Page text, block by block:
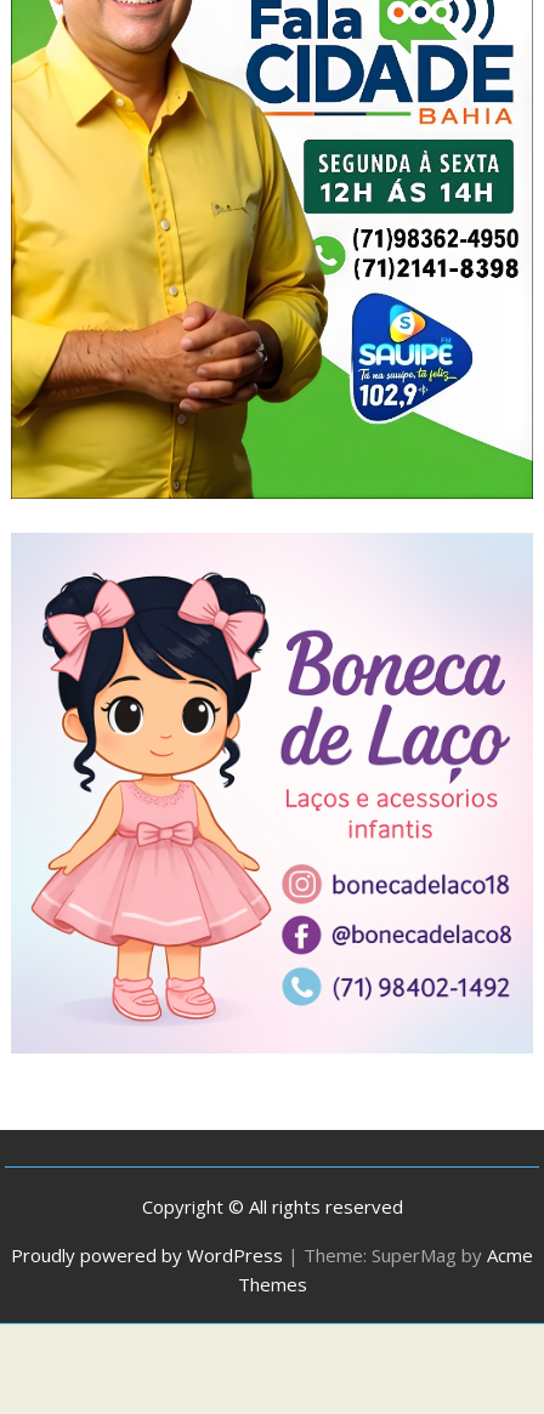
Copyright © All rights reserved
Proudly powered by WordPress | Theme: SuperMag by Acme
Themes